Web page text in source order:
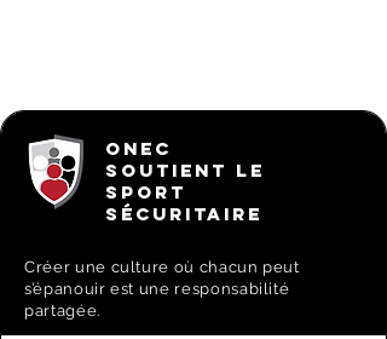
ONEC
SOUTIENT LE
SPORT
SÉCURITAIRE
Créer une culture où chacun peut
s’épanouir est une responsabilité
partagée.